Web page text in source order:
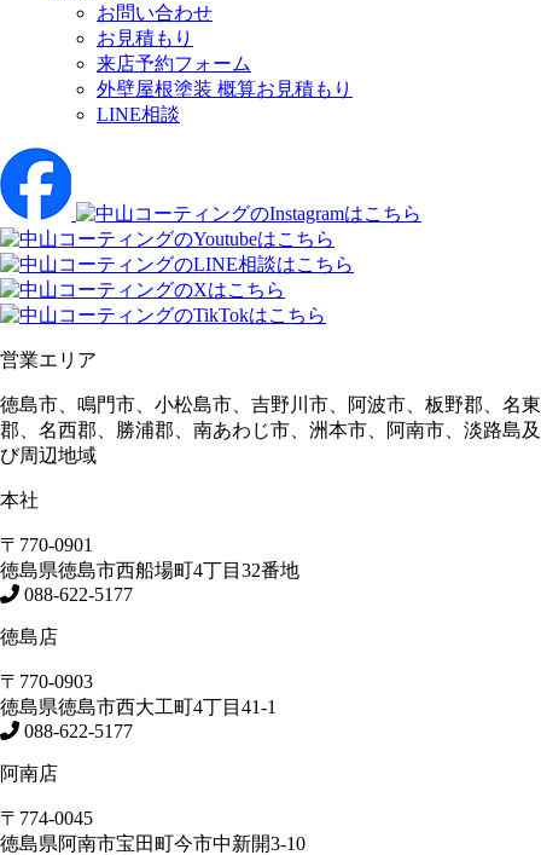
お問い合わせ
お見積もり
来店予約フォーム
外壁屋根塗装 概算お見積もり
LINE相談
営業エリア
徳島市、鳴門市、小松島市、吉野川市、阿波市、板野郡、名東
郡、名西郡、勝浦郡、南あわじ市、洲本市、阿南市、淡路島及
び周辺地域
本社
〒770-0901
徳島県徳島市西船場町4丁目32番地
088-622-5177
徳島店
〒770-0903
徳島県徳島市西大工町4丁目41-1
088-622-5177
阿南店
〒774-0045
徳島県阿南市宝田町今市中新開3-10